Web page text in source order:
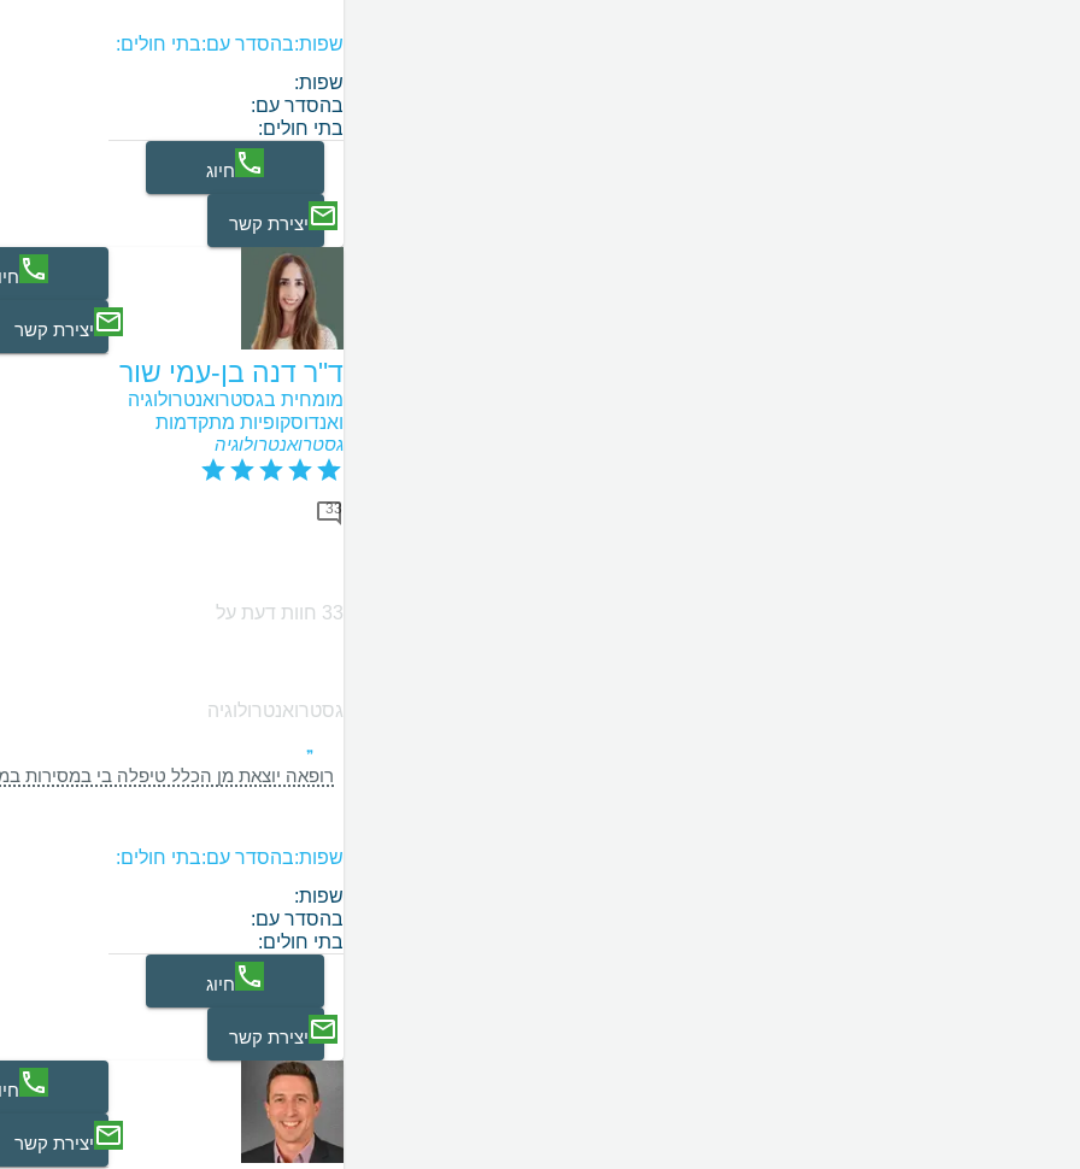
שפות:בהסדר עם:בתי חולים:
שפות:
בהסדר עם:
בתי חולים:
חיוג
יצירת קשר
ד"ר דנה בן-עמי שור
מומחית בגסטרואנטרולוגיה
ואנדוסקופיות מתקדמות
גסטרואנטרולוגיה
33
33 חוות דעת על
גסטרואנטרולוגיה
רופאה יוצאת מן הכלל טיפלה בי במסירות
שפות:בהסדר עם:בתי חולים:
שפות:
בהסדר עם:
בתי חולים:
יצירת קשר
חיוג
יצירת קשר
יצירת קשר